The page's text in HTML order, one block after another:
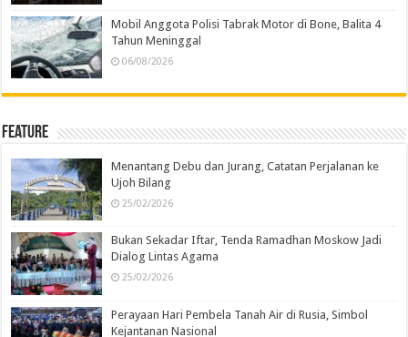
Mobil Anggota Polisi Tabrak Motor di Bone, Balita 4
Tahun Meninggal
06/08/2026
Feature
Menantang Debu dan Jurang, Catatan Perjalanan ke
Ujoh Bilang
25/02/2026
Bukan Sekadar Iftar, Tenda Ramadhan Moskow Jadi
Dialog Lintas Agama
25/02/2026
Perayaan Hari Pembela Tanah Air di Rusia, Simbol
Kejantanan Nasional